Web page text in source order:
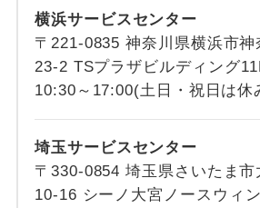
横浜サービスセンター
〒221-0835 神奈川県横浜市
23-2 TSプラザビルディング
10:30～17:00(土日・祝日は休
埼玉サービスセンター
〒330-0854 埼玉県さいたま
10-16 シーノ大宮ノースウィ